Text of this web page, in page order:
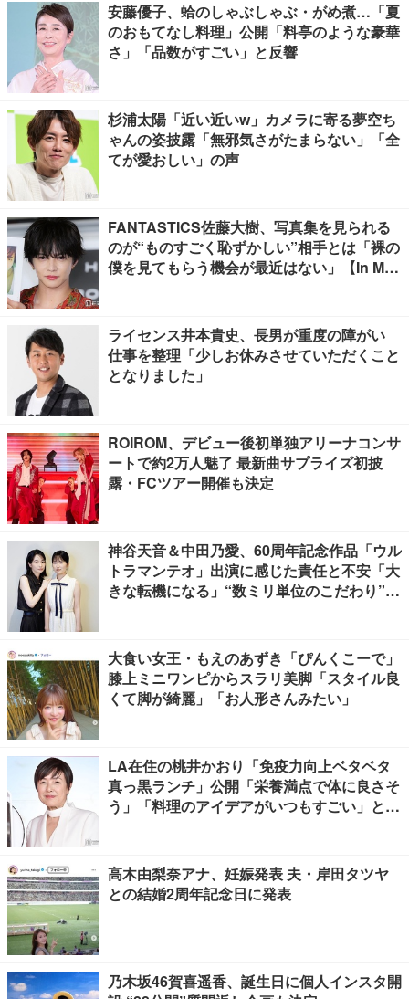
安藤優子、蛤のしゃぶしゃぶ・がめ煮…「夏
のおもてなし料理」公開「料亭のような豪華
さ」「品数がすごい」と反響
杉浦太陽「近い近いw」カメラに寄る夢空ち
ゃんの姿披露「無邪気さがたまらない」「全
てが愛おしい」の声
FANTASTICS佐藤大樹、写真集を見られる
のが“ものすごく恥ずかしい”相手とは「裸の
僕を見てもらう機会が最近はない」【In Moti
ライセンス井本貴史、長男が重度の障がい
仕事を整理「少しお休みさせていただくこと
となりました」
ROIROM、デビュー後初単独アリーナコンサ
ートで約2万人魅了 最新曲サプライズ初披
露・FCツアー開催も決定
神谷天音＆中田乃愛、60周年記念作品「ウル
トラマンテオ」出演に感じた責任と不安「大
きな転機になる」“数ミリ単位のこだわり”特
大食い女王・もえのあずき「ぴんくこーで」
膝上ミニワンピからスラリ美脚「スタイル良
くて脚が綺麗」「お人形さんみたい」
LA在住の桃井かおり「免疫力向上ベタベタ
真っ黒ランチ」公開「栄養満点で体に良さそ
う」「料理のアイデアがいつもすごい」と反
高木由梨奈アナ、妊娠発表 夫・岸田タツヤ
との結婚2周年記念日に発表
乃木坂46賀喜遥香、誕生日に個人インスタ開